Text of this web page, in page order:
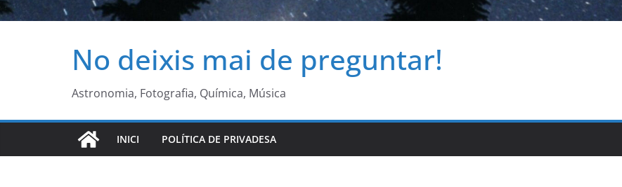
No deixis mai de preguntar!
Astronomia, Fotografia, Química, Música
INICI POLÍTICA DE PRIVADESA